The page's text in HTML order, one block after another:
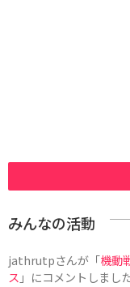
みんなの活動
jathrutpさんが「機動
ス 」にコメントしまし